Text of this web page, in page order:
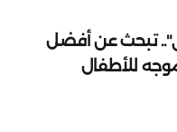
تبحث عن أفضل
للأطفال